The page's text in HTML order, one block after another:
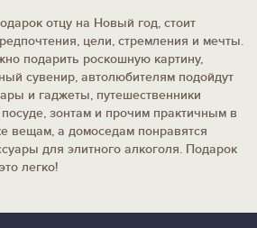
отцу на Новый год, стоит
цели, стремления и мечты.
подарить роскошную картину,
сувенир, автолюбителям подойдут
и гаджеты, путешественники
зонтам и прочим практичным в
вещам, а домоседам понравятся
для элитного алкоголя. Подарок
легко!